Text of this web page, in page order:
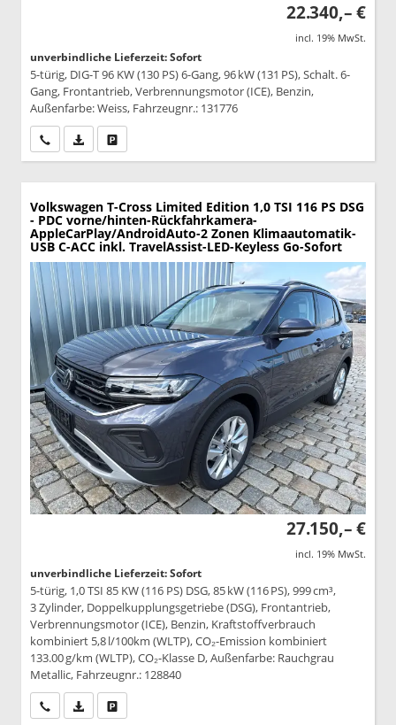
22.340,– €
incl. 19% MwSt.
unverbindliche Lieferzeit: Sofort
5-türig, DIG-T 96 KW (130 PS) 6-Gang, 96 kW (131 PS), Schalt. 6-
Gang, Frontantrieb, Verbrennungsmotor (ICE), Benzin,
Außenfarbe: Weiss, Fahrzeugnr.: 131776
Wir rufen Sie anPDF-Datei, Fahrzeugexposé drucken
Volkswagen T-Cross Limited Edition 1,0 TSI 116 PS DSG
- PDC vorne/hinten-Rückfahrkamera-
AppleCarPlay/AndroidAuto-2 Zonen Klimaautomatik-
USB C-ACC inkl. TravelAssist-LED-Keyless Go-Sofort
27.150,– €
incl. 19% MwSt.
unverbindliche Lieferzeit: Sofort
5-türig, 1,0 TSI 85 KW (116 PS) DSG, 85 kW (116 PS), 999 cm³,
3 Zylinder, Doppelkupplungsgetriebe (DSG), Frontantrieb,
Verbrennungsmotor (ICE), Benzin, Kraftstoffverbrauch
kombiniert 5,8 l/100km (WLTP), CO₂-Emission kombiniert
133.00 g/km (WLTP), CO₂-Klasse D, Außenfarbe: Rauchgrau
Metallic, Fahrzeugnr.: 128840
Wir rufen Sie anPDF-Datei, Fahrzeugexposé drucken